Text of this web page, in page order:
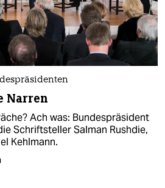
Narren
Ach was: Bundespräsident
Schriftsteller Salman Rushdie,
Kehlmann.